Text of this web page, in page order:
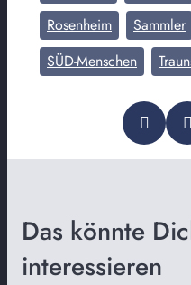
Rosenheim
Sammler
SÜD-Menschen
Das könnte
interessieren